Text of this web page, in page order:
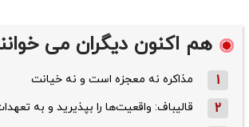
هم اکنون دیگران می
1 مذاکره نه معجزه است و نه خیانت
2 قالیباف: واقعیت‌ها را بپذیرید و به